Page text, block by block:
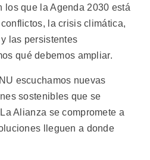
los que la Agenda 2030 está
la crisis climática,
las persistentes
qué debemos ampliar.
escuchamos nuevas
sostenibles que se
Alianza se compromete a
lleguen a donde